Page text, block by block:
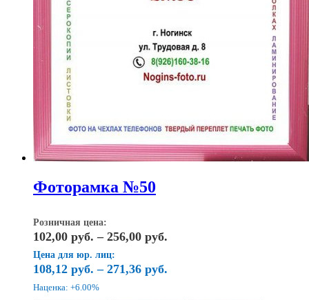
Фоторамка №50
Розничная цена:
102,00 руб. – 256,00 руб.
Цена для юр. лиц:
108,12 руб. – 271,36 руб.
Наценка: +6.00%